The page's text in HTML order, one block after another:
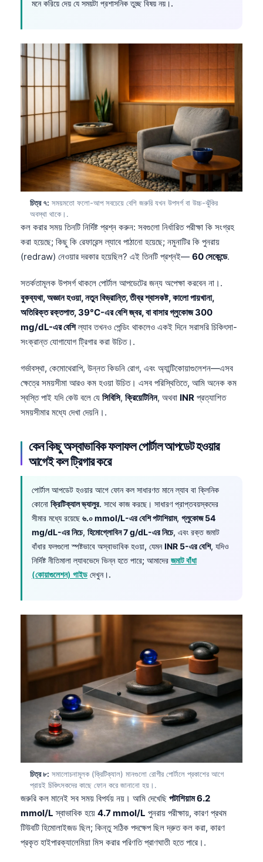
মনে করিয়ে দেয় যে সময়টা প্রশাসনিক তুচ্ছ বিষয় নয়।.
চিত্র ৭: সময়মতো ফলো-আপ সবচেয়ে বেশি জরুরি যখন উপসর্গ বা উচ্চ-ঝুঁকির
অবস্থা থাকে।.
কল করার সময় তিনটি নির্দিষ্ট প্রশ্ন করুন: সবগুলো নির্ধারিত পরীক্ষা কি সংগ্রহ
করা হয়েছে; কিছু কি রেফারেন্স ল্যাবে পাঠানো হয়েছে; নমুনাটির কি পুনরায়
(redraw) নেওয়ার দরকার হয়েছিল? এই তিনটি প্রশ্নই— 60 সেকেন্ডে.
সতর্কতামূলক উপসর্গ থাকলে পোর্টাল আপডেটের জন্য অপেক্ষা করবেন না।.
বুকব্যথা, অজ্ঞান হওয়া, নতুন বিভ্রান্তি, তীব্র শ্বাসকষ্ট, কালো পায়খানা,
অতিরিক্ত রক্তপাত, 39°C-এর বেশি জ্বর, বা বাসার গ্লুকোজ 300
mg/dL-এর বেশিল্যাব তখনও পেন্ডিং থাকলেও একই দিনে সরাসরি চিকিৎসা-
সংক্রান্ত যোগাযোগ ট্রিগার করা উচিত।.
গর্ভাবস্থা, কেমোথেরাপি, উন্নত কিডনি রোগ, এবং অ্যান্টিকোয়াগুলেশন—এসব
ক্ষেত্রে সময়সীমা আরও কম হওয়া উচিত। এসব পরিস্থিতিতে, আমি অনেক কম
স্বস্তি পাই যদি কেউ বলে যে সিবিসি, ক্রিয়েটিনিন, অথবা INR প্রত্যাশিত
সময়সীমার মধ্যে দেখা দেয়নি।.
কেন কিছু অস্বাভাবিক ফলাফল পোর্টাল আপডেট হওয়ার
আগেই কল ট্রিগার করে
পোর্টাল আপডেট হওয়ার আগে ফোন কল সাধারণত মানে ল্যাব বা ক্লিনিক
কোনো ক্রিটিক্যাল ভ্যালুর. সাথে কাজ করছে। সাধারণ প্রাপ্তবয়স্কদের
সীমার মধ্যে রয়েছে ৬.০ mmol/L-এর বেশি পটাশিয়াম, গ্লুকোজ 54
mg/dL-এর নিচে, হিমোগ্লোবিন 7 g/dL-এর নিচে, এবং রক্ত জমাট
বাঁধার ফলগুলো স্পষ্টভাবে অস্বাভাবিক হওয়া, যেমনINR 5-এর বেশি, যদিও
নির্দিষ্ট নীতিমালা ল্যাবভেদে ভিন্ন হতে পারে; আমাদের জমাট বাঁধা
(কোয়াগুলেশন) গাইডদেখুন।.
চিত্র ৮: সমালোচনামূলক (ক্রিটিক্যাল) মানগুলো রোগীর পোর্টালে প্রকাশের আগে
প্রায়ই চিকিৎসকদের কাছে ফোন করে জানানো হয়।.
জরুরি কল মানেই সব সময় বিপর্যয় নয়। আমি দেখেছি পটাশিয়াম 6.2
mmol/L স্বাভাবিক হয়ে 4.7 mmol/L পুনরায় পরীক্ষায়, কারণ প্রথম
টিউবটি হিমোলাইজড ছিল; কিন্তু সঠিক পদক্ষেপ ছিল দ্রুত কল করা, কারণ
প্রকৃত হাইপারক্যালেমিয়া মিস করার পরিণতি প্রাণঘাতী হতে পারে।.
Latviešu valoda
Македонски јазик
Euskara
Gàidhlig
Occitan
العربية المغربية
Afrikaans
Монгол
ພາສາລາວ
Basa Jawa
ئۇيغۇرچە
Кыргызча
Беларуская мова
Esperanto
Frysk
Ślōnskŏ gŏdka
Norsk bokmål